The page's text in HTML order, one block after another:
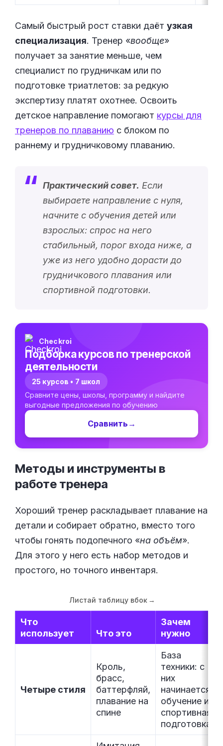
Самый быстрый рост ставки даёт узкая
специализация. Тренер «вообще»
получает за занятие меньше, чем
специалист по грудничкам или по
подготовке триатлетов: за редкую
экспертизу платят охотнее. Освоить
детское направление помогают курсы для
тренеров по плаванию с блоком по
раннему и грудничковому плаванию.
Практический совет. Если
выбираете направление с нуля,
начните с обучения детей или
взрослых: спрос на него
стабильный, порог входа ниже, а
уже из него удобно дорасти до
грудничкового плавания или
спортивной подготовки.
Checkroi
Подборка курсов по тренерской
деятельности
25 курсов • 7 школ
Сравните цены, школы, программу и найдите
выгодные предложения по обучению
Сравнить →
Методы и инструменты в
работе тренера
Хороший тренер раскладывает плавание на
детали и собирает обратно, вместо того
чтобы гонять подопечного «на объём».
Для этого у него есть набор методов и
простого, но точного инвентаря.
Листай таблицу вбок →
Что
использует
Что это
Зачем
нужно
Четыре стиля
Кроль,
брасс,
баттерфляй,
плавание на
спине
База
техники: с
них
начинается
обучение и
спортивная
подготовка